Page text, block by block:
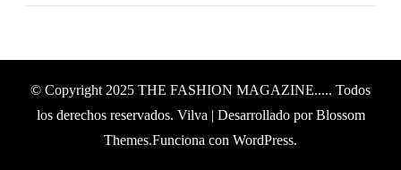
© Copyright 2025 THE FASHION MAGAZINE..... Todos
los derechos reservados. Vilva | Desarrollado porBlossom
Themes.Funciona con WordPress.